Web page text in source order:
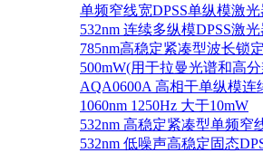
单频窄线宽DPSS单纵模激光
532nm 连续多纵模DPSS激
785nm高稳定紧凑型波长锁
500mW(用于拉曼光谱和高
AQA0600A 高相干单纵模
1060nm 1250Hz 大于10mW
532nm 高稳定紧凑型单频窄
532nm 低噪声高稳定固态